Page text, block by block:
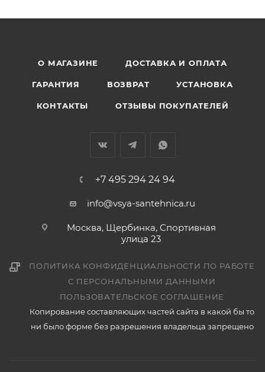
О МАГАЗИНЕ ДОСТАВКА И ОПЛАТА
ГАРАНТИЯ ВОЗВРАТ УСТАНОВКА
КОНТАКТЫ ОТЗЫВЫ ПОКУПАТЕЛЕЙ
+7 495 294 24 94
info@vsya-santehnica.ru
Москва, Щербинка, Спортивная
улица 23
ПОЛИТИКА КОНФИДЕНЦИАЛЬНОСТИ ПО РАБОТЕ
С ПЕРСОНАЛЬНЫМИ ДАННЫМИ
ПОЛЬЗОВАТЕЛЬСКОЕ СОГЛАШЕНИЕ
Копирование составляющих частей сайта в какой бы то
ни было форме без разрешения владельца запрещено